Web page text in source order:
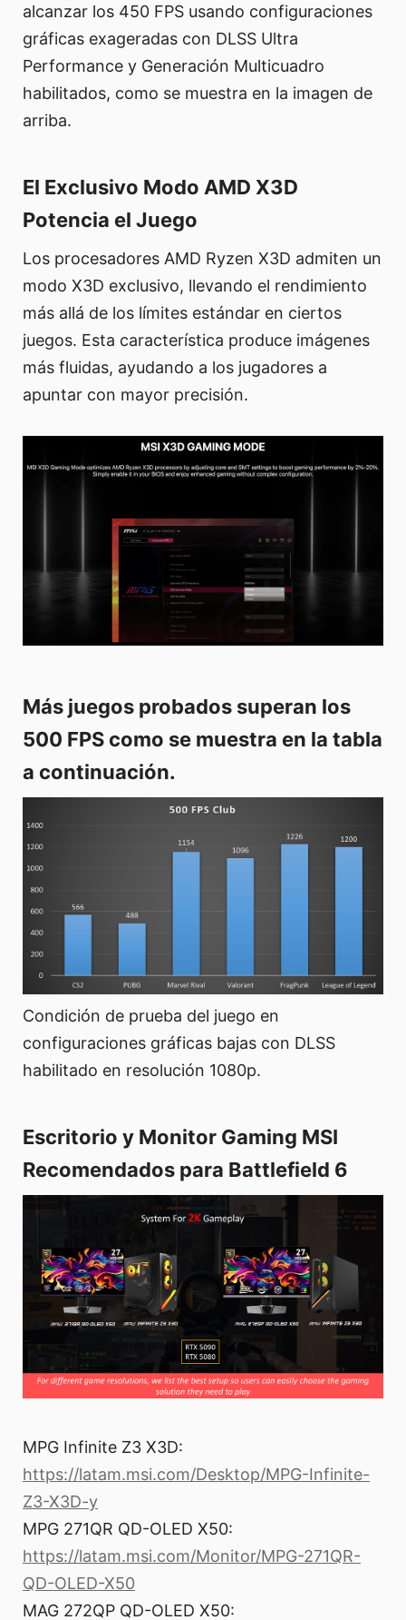
alcanzar los 450 FPS usando configuraciones
gráficas exageradas con DLSS Ultra
Performance y Generación Multicuadro
habilitados, como se muestra en la imagen de
arriba.
El Exclusivo Modo AMD X3D
Potencia el Juego
Los procesadores AMD Ryzen X3D admiten un
modo X3D exclusivo, llevando el rendimiento
más allá de los límites estándar en ciertos
juegos. Esta característica produce imágenes
más fluidas, ayudando a los jugadores a
apuntar con mayor precisión.
Más juegos probados superan los
500 FPS como se muestra en la tabla
a continuación.
Condición de prueba del juego en
configuraciones gráficas bajas con DLSS
habilitado en resolución 1080p.
Escritorio y Monitor Gaming MSI
Recomendados para Battlefield 6
MPG Infinite Z3 X3D:
https://latam.msi.com/Desktop/MPG-Infinite-
Z3-X3D-y
MPG 271QR QD-OLED X50:
https://latam.msi.com/Monitor/MPG-271QR-
QD-OLED-X50
MAG 272QP QD-OLED X50: